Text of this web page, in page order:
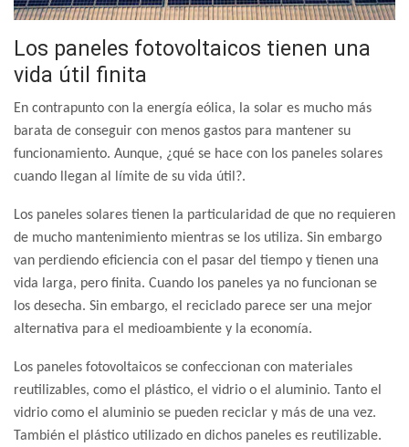
Los paneles fotovoltaicos tienen una
vida útil finita
En contrapunto con la energía eólica, la solar es mucho más
barata de conseguir con menos gastos para mantener su
funcionamiento. Aunque, ¿qué se hace con los paneles solares
cuando llegan al límite de su vida útil?.
Los paneles solares tienen la particularidad de que no requieren
de mucho mantenimiento mientras se los utiliza. Sin embargo
van perdiendo eficiencia con el pasar del tiempo y tienen una
vida larga, pero finita. Cuando los paneles ya no funcionan se
los desecha. Sin embargo, el reciclado parece ser una mejor
alternativa para el medioambiente y la economía.
Los paneles fotovoltaicos se confeccionan con materiales
reutilizables, como el plástico, el vidrio o el aluminio. Tanto el
vidrio como el aluminio se pueden reciclar y más de una vez.
También el plástico utilizado en dichos paneles es reutilizable.